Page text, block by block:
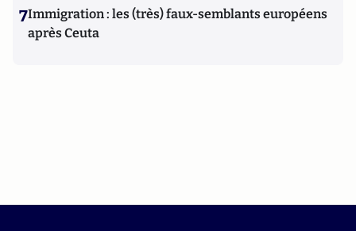
7Immigration : les (très) faux-semblants européens
après Ceuta